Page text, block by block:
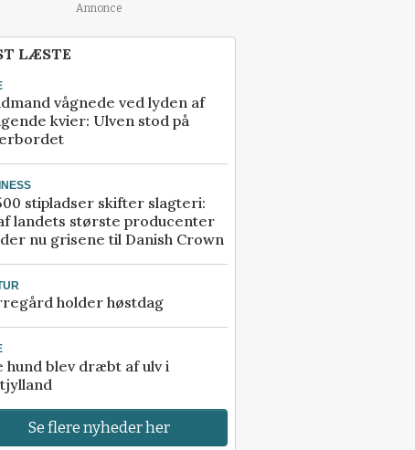
Annonce
LÆSTE
vågnede ved lyden af
kvier: Ulven stod på
stipladser skifter slagteri:
landets største producenter
nu grisene til Danish Crown
holder høstdag
hund blev dræbt af ulv i
Se flere nyheder her